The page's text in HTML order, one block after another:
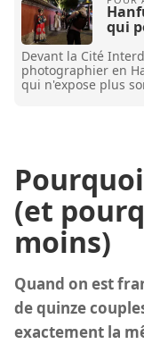
qui
Devant la Cité
photographier en
qui n'expose plus
(et
moins)
Quand on est
de quinze
exactement la